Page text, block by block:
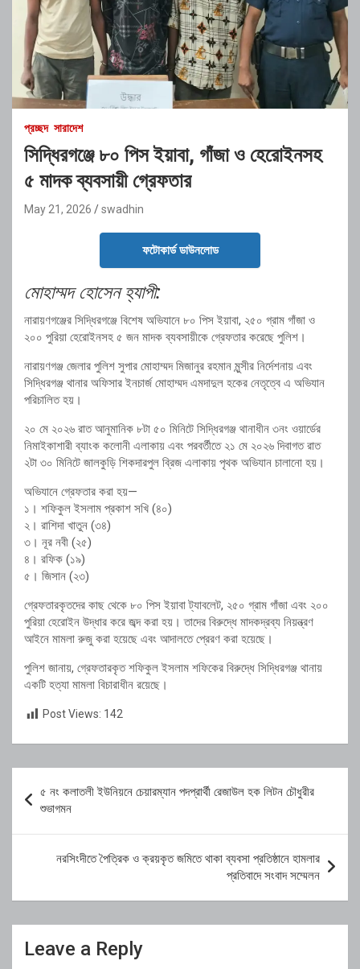
প্রচ্ছদ সারাদেশ
সিদ্ধিরগঞ্জে ৮০ পিস ইয়াবা, গাঁজা ও হেরোইনসহ
৫ মাদক ব্যবসায়ী গ্রেফতার
May 21, 2026 swadhin
ফটোকার্ড ডাউনলোড
মোহাম্মদ হোসেন হ্যাপী:
নারায়ণগঞ্জের সিদ্ধিরগঞ্জে বিশেষ অভিযানে ৮০ পিস ইয়াবা, ২৫০ গ্রাম গাঁজা ও
২০০ পুরিয়া হেরোইনসহ ৫ জন মাদক ব্যবসায়ীকে গ্রেফতার করেছে পুলিশ।
নারায়ণগঞ্জ জেলার পুলিশ সুপার মোহাম্মদ মিজানুর রহমান মুন্সীর নির্দেশনায় এবং
সিদ্ধিরগঞ্জ থানার অফিসার ইনচার্জ মোহাম্মদ এমদাদুল হকের নেতৃত্বে এ অভিযান
পরিচালিত হয়।
২০ মে ২০২৬ রাত আনুমানিক ৮টা ৫০ মিনিটে সিদ্ধিরগঞ্জ থানাধীন ৩নং ওয়ার্ডের
নিমাইকাশারী ব্যাংক কলোনী এলাকায় এবং পরবর্তীতে ২১ মে ২০২৬ দিবাগত রাত
২টা ৩০ মিনিটে জালকুড়ি শিকদারপুল ব্রিজ এলাকায় পৃথক অভিযান চালানো হয়।
অভিযানে গ্রেফতার করা হয়—
১। শফিকুল ইসলাম প্রকাশ সখি (৪০)
২। রাশিদা খাতুন (৩৪)
৩। নূর নবী (২৫)
৪। রফিক (১৯)
৫। জিসান (২৩)
গ্রেফতারকৃতদের কাছ থেকে ৮০ পিস ইয়াবা ট্যাবলেট, ২৫০ গ্রাম গাঁজা এবং ২০০
পুরিয়া হেরোইন উদ্ধার করে জব্দ করা হয়। তাদের বিরুদ্ধে মাদকদ্রব্য নিয়ন্ত্রণ
আইনে মামলা রুজু করা হয়েছে এবং আদালতে প্রেরণ করা হয়েছে।
পুলিশ জানায়, গ্রেফতারকৃত শফিকুল ইসলাম শফিকের বিরুদ্ধে সিদ্ধিরগঞ্জ থানায়
একটি হত্যা মামলা বিচারাধীন রয়েছে।
Post Views: 142
navigation
৫ নং কলাতলী ইউনিয়নে চেয়ারম্যান পদপ্রার্থী রেজাউল হক লিটন চৌধুরীর
শুভাগমন
নরসিংদীতে পৈত্রিক ও ক্রয়কৃত জমিতে থাকা ব্যবসা প্রতিষ্ঠানে হামলার
প্রতিবাদে সংবাদ সম্মেলন
Leave a Reply